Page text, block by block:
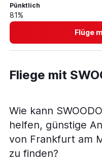
Pünktlich
81%
Flüge
Fliege mit
Wie kann
helfen, günstige
von Frankfurt am
zu finden?